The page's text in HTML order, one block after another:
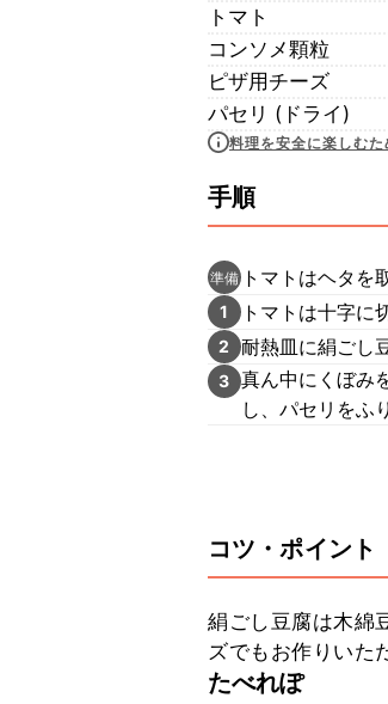
トマト
コンソメ顆粒
ピザ用チーズ
パセリ (ドライ)
料理を安全に楽しむ
手順
準備 トマトはヘタを
1 トマトは十字に
2 耐熱皿に絹ごし
3 真ん中にくぼみ
し、パセリをふ
コツ・ポイント
絹ごし豆腐は木綿
ズでもお作りいた
たべれぽ